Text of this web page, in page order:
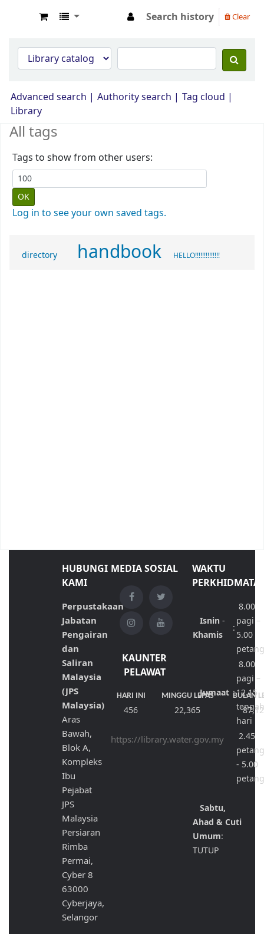
Search history Clear
Advanced search Authority search
Tag cloud
Library
All tags
Tags to show from other users:
Log in to see your own saved tags.
directory handbook HELLO!!!!!!!!!!!!!!
HUBUNGI
KAMI
Perpustakaan
Jabatan
Pengairan
dan
Saliran
Malaysia
(JPS
Malaysia)
Aras
Bawah,
Blok A,
Kompleks
Ibu
Pejabat
JPS
Malaysia
Persiaran
Rimba
Permai,
Cyber 8
63000
Cyberjaya,
Selangor
MEDIA SOSIAL
KAUNTER
PELAWAT
HARI INI MINGGU LEPAS BULAN
456 22,365
https://library.water.gov.my
WAKTU
Isnin-
Khamis
:
8.00
pagi –
5.00
Jumaat :
8.00
pagi –
12.15
hari
2.45
- 5.00
Sabtu,
Ahad & Cuti
Umum:
TUTUP